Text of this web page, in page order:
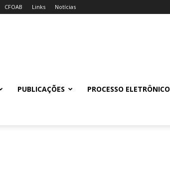
CFOAB Links Notícias
PUBLICAÇÕES PROCESSO ELETRÔNICO